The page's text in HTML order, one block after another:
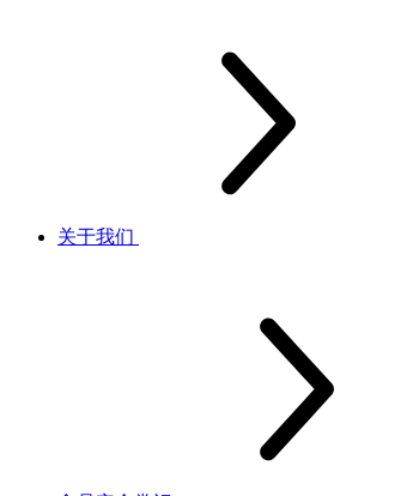
关于我们